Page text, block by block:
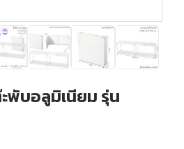
พับอลูมิเนียม รุ่น